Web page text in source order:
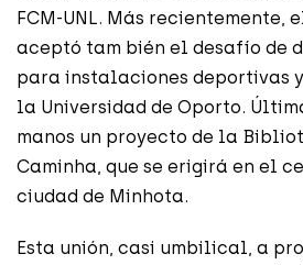
FCM-UNL. Más recientemente,
aceptó tam bién el desafío de
para instalaciones deportivas
la Universidad de Oporto.
manos un proyecto de la
Caminha, que se erigirá en el
ciudad de Minhota.
Esta unión, casi umbilical, a